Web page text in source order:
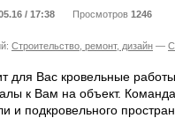
/ 17:38 Просмотров 1246
Строительство, ремонт, дизайн —
Вас кровельные
к Вам на объект.
и подкровельного